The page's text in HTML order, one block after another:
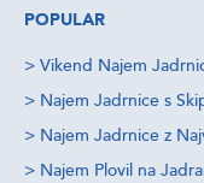
POPULAR
> Vikend Najem
> Najem Jadrnice s
> Najem Jadrnice z
> Najem Plovil na